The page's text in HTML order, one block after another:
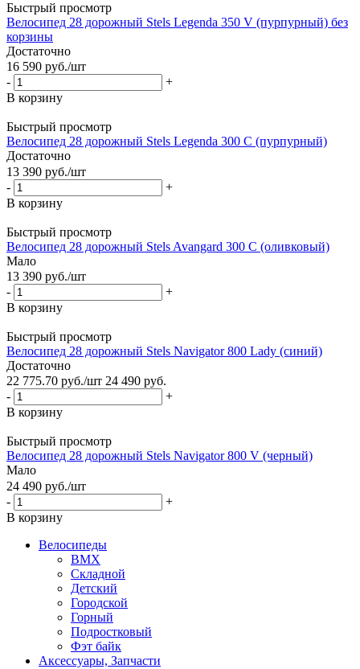
Быстрый просмотр
Велосипед 28 дорожный Stels Legenda 350 V (пурпурный) без
корзины
Достаточно
16 590 руб./шт
-
+
В корзину
Быстрый просмотр
Велосипед 28 дорожный Stels Legenda 300 С (пурпурный)
Достаточно
13 390 руб./шт
-
+
В корзину
Быстрый просмотр
Велосипед 28 дорожный Stels Avangard 300 С (оливковый)
Мало
13 390 руб./шт
-
+
В корзину
Быстрый просмотр
Велосипед 28 дорожный Stels Navigator 800 Lady (синий)
Достаточно
22 775.70 руб./шт 24 490 руб.
-
+
В корзину
Быстрый просмотр
Велосипед 28 дорожный Stels Navigator 800 V (черный)
Мало
24 490 руб./шт
-
+
В корзину
Велосипеды
BMX
Складной
Детский
Городской
Горный
Подростковый
Фэт байк
Аксессуары, Запчасти